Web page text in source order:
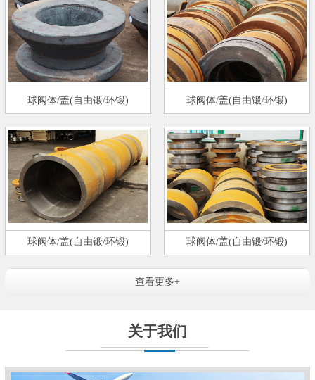
球阀体/盖(自由锻/环锻) 球阀体/盖(自由锻/环锻)
球阀体/盖(自由锻/环锻) 球阀体/盖(自由锻/环锻)
查看更多+
关于我们